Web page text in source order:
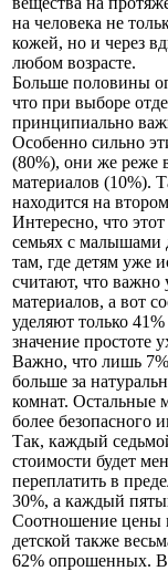
на человека не
кожей, но и через
любом возрасте.
Больше половины
что при выборе
принципиально
Особенно сильно
(80%), они же реже
материалов (10%).
находится на
Интересно, что
семьях с малышами
там, где детям уже
считают, что важно
материалов, а вот
уделяют только
значение простоте
Важно, что лишь 7%
больше за
комнат. Остальные
более безопасного
Так, каждый
стоимости будет
переплатить в
30%, а каждый
Соотношение цены
детской также
62% опрошенных.